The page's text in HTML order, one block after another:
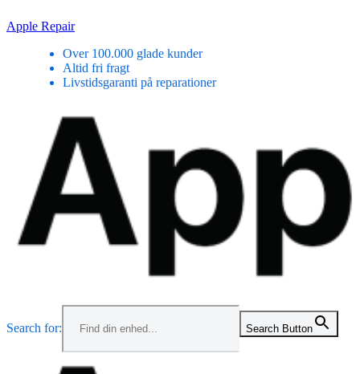
Skip
Apple Repair
Over 100.000 glade kunder
Altid fri fragt
Livstidsgaranti på reparationer
Search for: Search Button